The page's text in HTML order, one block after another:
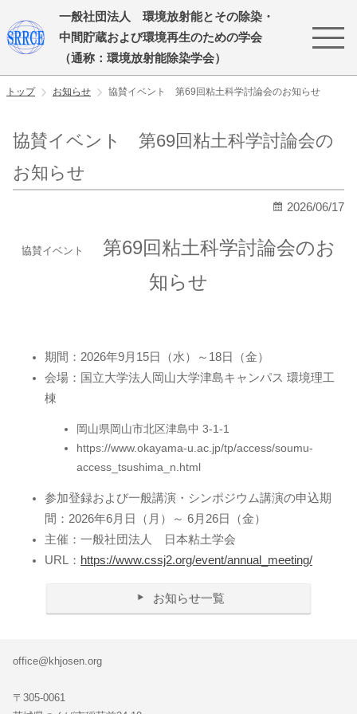
一般社団法人 環境放射能とその除染・
中間貯蔵および環境再生のための学会
（通称：環境放射能除染学会）
トップ お知らせ 協賛イベント 第69回粘土科学討論会のお知らせ
協賛イベント 第69回粘土科学討論会の
お知らせ
2026/06/17
協賛イベント
第69回粘土科学討論会のお
知らせ
期間：2026年9月15日（水）～18日（金）
会場：国立大学法人岡山大学津島キャンパス 環境理工
棟
岡山県岡山市北区津島中 3-1-1
https://www.okayama-u.ac.jp/tp/access/soumu-
access_tsushima_n.html
参加登録および一般講演・シンポジウム講演の申込期
間：2026年6月日（月）～ 6月26日（金）
主催：一般社団法人 日本粘土学会
URL： https://www.cssj2.org/event/annual_meeting/
お知らせ一覧
office@khjosen.org
〒305-0061